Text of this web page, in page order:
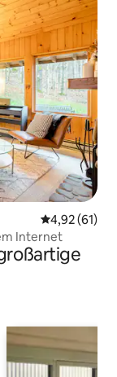
4,92 (61)
Internet